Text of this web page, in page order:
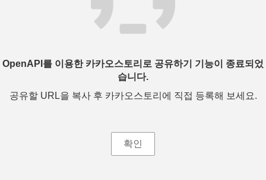
OpenAPI를 이용한 카카오스토리로 공유하기 기능이 종료되었
습니다.
공유할 URL을 복사 후 카카오스토리에 직접 등록해 보세요.
확인